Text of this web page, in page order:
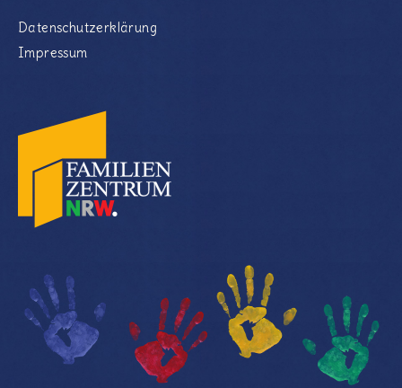
Datenschutzerklärung
Impressum